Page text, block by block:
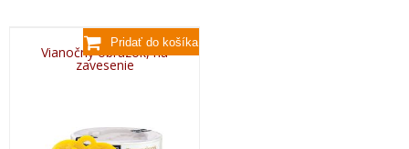
Vianočný obrázok, na
zavesenie